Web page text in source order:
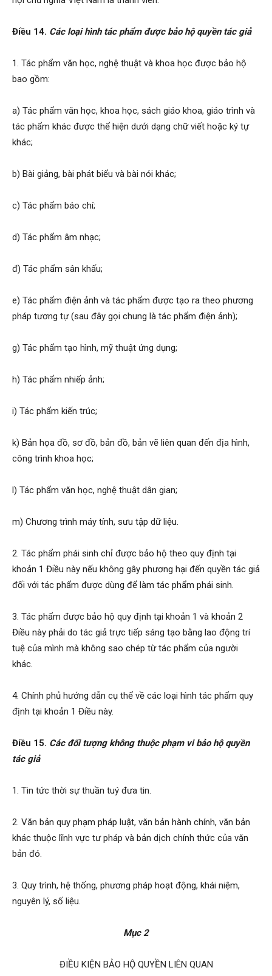
Điều 14. Các loại hình tác phẩm được bảo hộ quyền tác giả
1. Tác phẩm văn học, nghệ thuật và khoa học được bảo hộ
bao gồm:
a) Tác phẩm văn học, khoa học, sách giáo khoa, giáo trình và
tác phẩm khác được thể hiện dưới dạng chữ viết hoặc ký tự
khác;
b) Bài giảng, bài phát biểu và bài nói khác;
c) Tác phẩm báo chí;
d) Tác phẩm âm nhạc;
đ) Tác phẩm sân khấu;
e) Tác phẩm điện ảnh và tác phẩm được tạo ra theo phương
pháp tương tự (sau đây gọi chung là tác phẩm điện ảnh);
g) Tác phẩm tạo hình, mỹ thuật ứng dụng;
h) Tác phẩm nhiếp ảnh;
i) Tác phẩm kiến trúc;
k) Bản họa đồ, sơ đồ, bản đồ, bản vẽ liên quan đến địa hình,
công trình khoa học;
l) Tác phẩm văn học, nghệ thuật dân gian;
m) Chương trình máy tính, sưu tập dữ liệu.
2. Tác phẩm phái sinh chỉ được bảo hộ theo quy định tại
khoản 1 Điều này nếu không gây phương hại đến quyền tác giả
đối với tác phẩm được dùng để làm tác phẩm phái sinh.
3. Tác phẩm được bảo hộ quy định tại khoản 1 và khoản 2
Điều này phải do tác giả trực tiếp sáng tạo bằng lao động trí
tuệ của mình mà không sao chép từ tác phẩm của người
khác.
4. Chính phủ hướng dẫn cụ thể về các loại hình tác phẩm quy
định tại khoản 1 Điều này.
Điều 15. Các đối tượng không thuộc phạm vi bảo hộ quyền
tác giả
1. Tin tức thời sự thuần tuý đưa tin.
2. Văn bản quy phạm pháp luật, văn bản hành chính, văn bản
khác thuộc lĩnh vực tư pháp và bản dịch chính thức của văn
bản đó.
3. Quy trình, hệ thống, phương pháp hoạt động, khái niệm,
nguyên lý, số liệu.
Mục 2
ĐIỀU KIỆN BẢO HỘ QUYỀN LIÊN QUAN